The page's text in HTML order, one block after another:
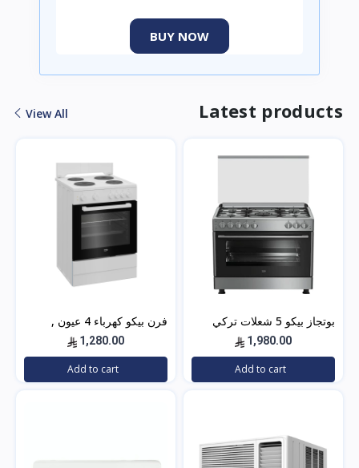
BUY NOW
Latest products
View All
بوتجاز بيكو 5 شعلات تركي
90×60 ستيل مع مروحتين –
GG15120FXNS
1,980.00
Add to cart
فرن بيكو كهرباء 4 عيون ,
تركي , 60×60 باب زجاجي –
أبيض- FBS 66000 GW
1,280.00
Add to cart